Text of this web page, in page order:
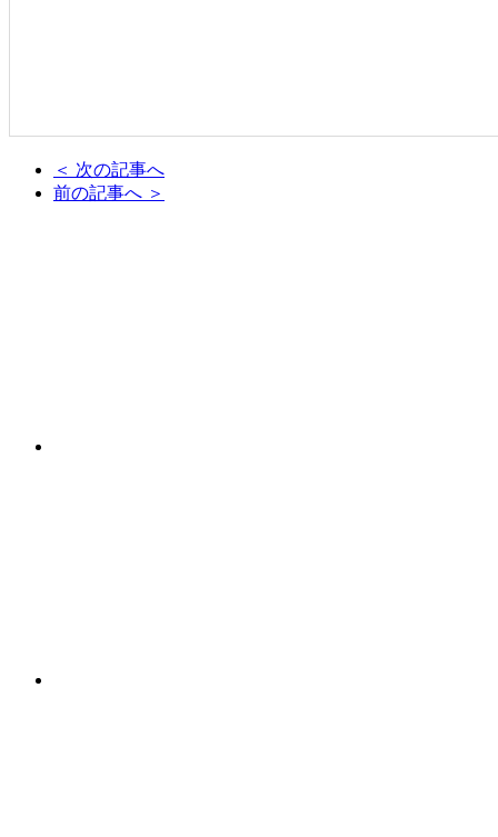
＜ 次の記事へ
前の記事へ ＞